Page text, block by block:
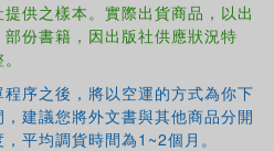
供之樣本。實際出貨商品，以出
份書籍，因出版社供應狀況特
序之後，將以空運的方式為你下
建議您將外文書與其他商品分開
平均調貨時間為1~2個月。